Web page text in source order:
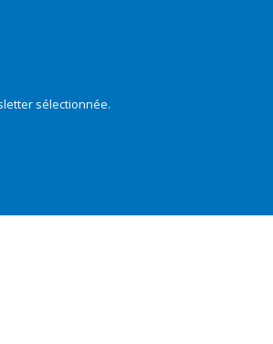
sélectionnée.